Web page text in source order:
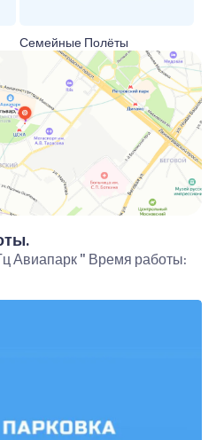
Семейные Полёты
Авиапарк " Время работы: